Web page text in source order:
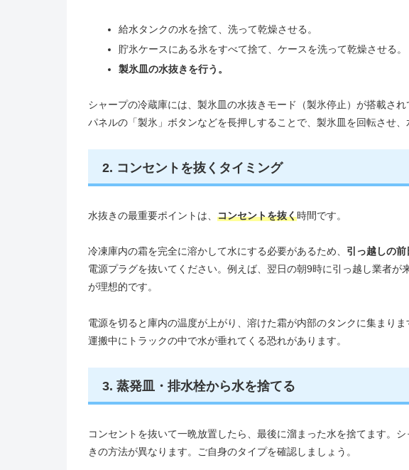
給水タンクの水を捨て、洗って乾燥させる。
貯氷ケースにある氷をすべて捨て、ケースを洗って乾燥させる。
製氷皿の水抜きを行う。
シャープの冷蔵庫には、製氷皿の水抜きモード（製氷停止）が搭載さ
パネルの「製氷」ボタンなどを長押しすることで、製氷皿を回転させ、
2. コンセントを抜くタイミング
水抜きの最重要ポイントは、 コンセントを抜く時間です。
冷凍庫内の霜を完全に溶かして水にする必要があるため、 引っ越しの
電源プラグを抜いてください。例えば、翌日の朝9時に引っ越し業者が
が理想的です。
電源を切ると庫内の温度が上がり、溶けた霜が内部のタンクに集まりま
運搬中にトラックの中で水が垂れてくる恐れがあります。
3. 蒸発皿・排水栓から水を捨てる
コンセントを抜いて一晩放置したら、最後に溜まった水を捨てます。
きの方法が異なります。ご自身のタイプを確認しましょう。